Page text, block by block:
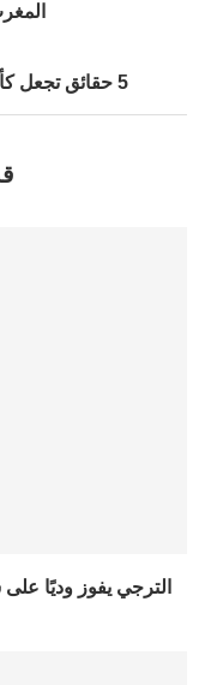
5 حقائق تجعل كأس العالم 2026 نسخة استثنائية
الترجي يفوز وديًا